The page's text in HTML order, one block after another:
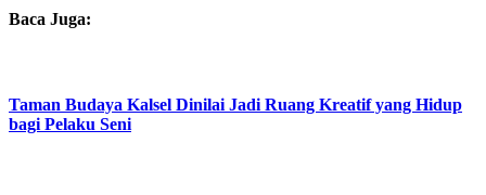
Baca Juga:
Taman Budaya Kalsel Dinilai Jadi Ruang Kreatif yang Hidup
bagi Pelaku Seni